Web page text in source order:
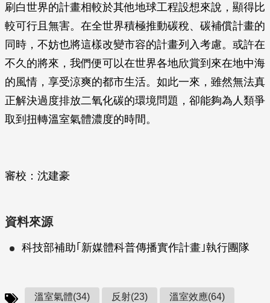
刷白世界的計畫相較於其他地球工程設想來說，顯得比
較可行且無害。在全世界積極推動碳稅、碳補償計畫的
同時，不妨也將這樣改變市容的計畫列入考慮。或許在
不久的將來，我們便可以在世界各地欣賞到來在地中海
的風情，享受涼爽的都市生活。如此一來，雖然無法真
正解決過度排放二氧化碳的環境問題，卻能夠為人類爭
取到扭轉溫室氣體濃度的時間。
審校：沈建豪
資料來源
科技部補助｢新媒體科普傳播實作計畫｣執行團隊
溫室氣體(34) 反射(23) 溫室效應(64)